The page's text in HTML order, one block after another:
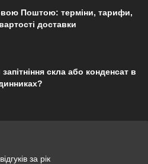
Поштою: терміни, тарифи,
доставки
скла або конденсат в
за рік